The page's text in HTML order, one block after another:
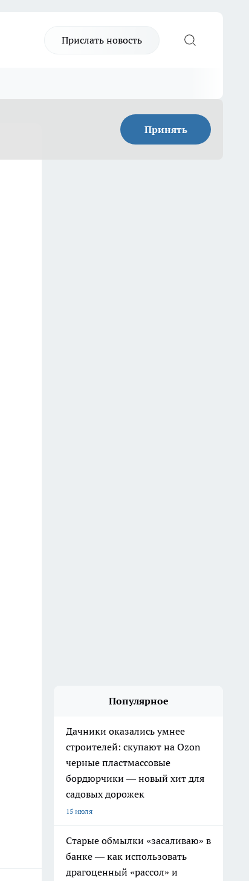
Прислать новость
Принять
Популярное
Дачники оказались умнее
строителей: скупают на Ozon
черные пластмассовые
бордюрчики — новый хит для
садовых дорожек
15 июля
Старые обмылки «засаливаю» в
банке — как использовать
драгоценный «рассол» и